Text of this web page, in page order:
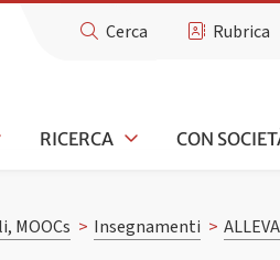
Cerca Rubrica
RICERCA CON
MOOCs > Insegnamenti >